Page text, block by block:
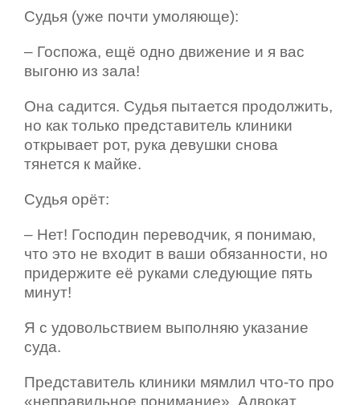
Судья (уже почти умоляюще):
– Госпожа, ещё одно движение и я вас
выгоню из зала!
Она садится. Судья пытается продолжить,
но как только представитель клиники
открывает рот, рука девушки снова
тянется к майке.
Судья орёт:
– Нет! Господин переводчик, я понимаю,
что это не входит в ваши обязанности, но
придержите её руками следующие пять
минут!
Я с удовольствием выполняю указание
суда.
Представитель клиники мямлил что-то про